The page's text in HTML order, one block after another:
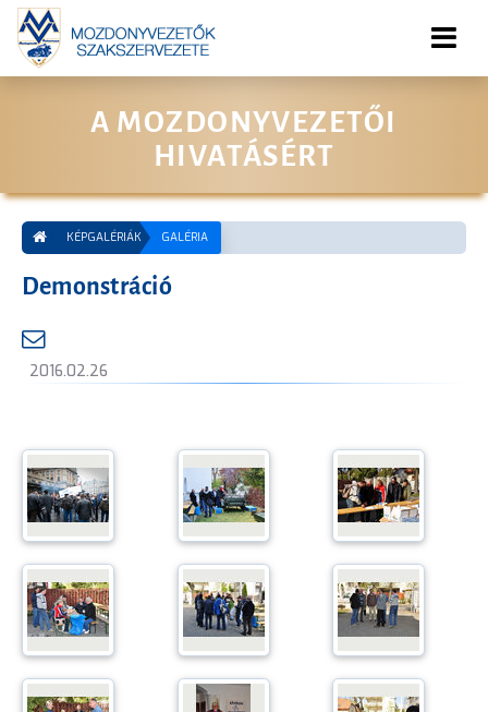
A MOZDONYVEZETŐI
HIVATÁSÉRT
KÉPGALÉRIÁK GALÉRIA
Demonstráció
2016.02.26